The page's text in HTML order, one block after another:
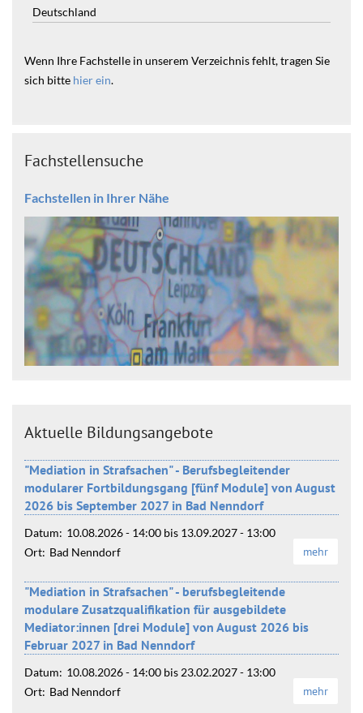
Deutschland
Wenn Ihre Fachstelle in unserem Verzeichnis fehlt, tragen Sie
sich bitte hier ein.
Fachstellensuche
Fachstellen in Ihrer Nähe
Aktuelle Bildungsangebote
"Mediation in Strafsachen" - Berufsbegleitender
modularer Fortbildungsgang [fünf Module] von August
2026 bis September 2027 in Bad Nenndorf
Datum: 10.08.2026 - 14:00 bis 13.09.2027 - 13:00
Ort: Bad Nenndorf mehr
"Mediation in Strafsachen" - berufsbegleitende
modulare Zusatzqualifikation für ausgebildete
Mediator:innen [drei Module] von August 2026 bis
Februar 2027 in Bad Nenndorf
Datum: 10.08.2026 - 14:00 bis23.02.2027 - 13:00
Ort: Bad Nenndorf mehr